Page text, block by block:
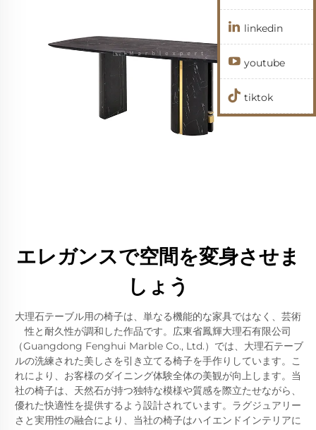
エレガンスで空間を変身させま
しょう
大理石テーブル用の椅子は、単なる機能的な家具ではなく、芸術
性と耐久性が調和した作品です。広東省鳳輝大理石有限公司
（Guangdong Fenghui Marble Co., Ltd.）では、大理石テーブ
ルの洗練された美しさを引き立てる椅子を手作りしています。こ
れにより、お客様のダイニング体験全体の美観が向上します。当
社の椅子は、天然石が持つ独特な模様や質感を際立たせながら、
優れた快適性を提供するよう設計されています。ラグジュアリー
さと実用性の融合により、当社の椅子はハイエンドインテリアに
linkedin
youtube
tiktok